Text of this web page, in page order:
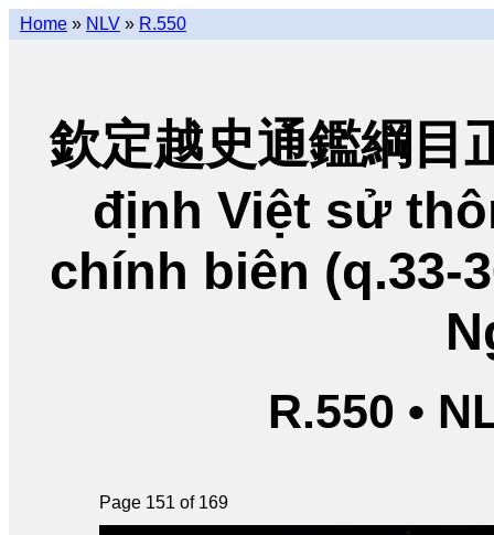
Home » NLV » R.550
欽定越史通鑑綱目
định Việt sử
chính biên (q.33-
R.550 •
Page 151 of 169